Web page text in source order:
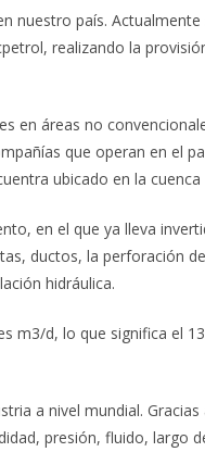
nuestro país. Actualmente
realizando la
en áreas no
que operan en el
ubicado en la cuenca
en el que ya lleva
ductos, la perforación
hidráulica.
m3/d, lo que significa el
a nivel mundial.
presión, fluido, largo